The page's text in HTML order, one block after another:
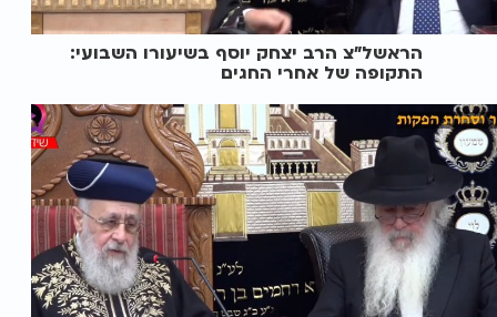
הראשל"צ הרב יצחק יוסף בשיעורו השבועי:
התקופה של אחרי החגים